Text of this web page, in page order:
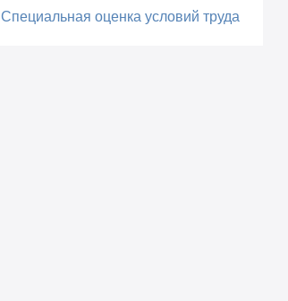
Специальная оценка условий труда